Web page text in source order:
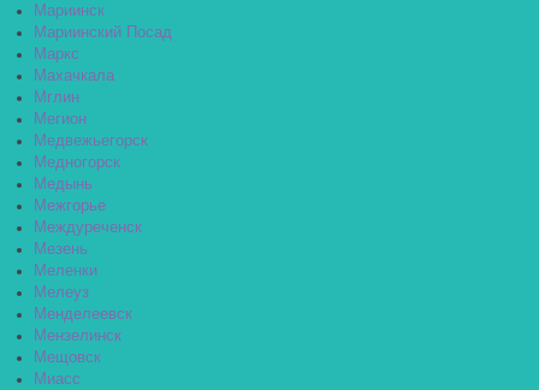
Мариинск
Мариинский Посад
Маркс
Махачкала
Мглин
Мегион
Медвежьегорск
Медногорск
Медынь
Межгорье
Междуреченск
Мезень
Меленки
Мелеуз
Менделеевск
Мензелинск
Мещовск
Миасс